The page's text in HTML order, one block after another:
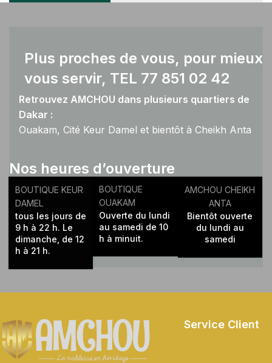
Plus proches de vous, pour mieux
vous servir, TEL 77 851 02 42
Retrouvez AMCHOU dans plusieurs quartiers de
Dakar :
Ouakam, Cité Keur Damel et bientôt à Cheikh Anta
Nos heures d’ouverture
BOUTIQUE KEUR
DAMEL
tous les jours de
9 h à 22 h. Le
dimanche, de 12
h à 21 h.
BOUTIQUE
OUAKAM
Ouverte du lundi
au samedi de 10
h à minuit.
AMCHOU CHEIKH
ANTA
Bientôt ouverte
du lundi au
samedi
Service Client